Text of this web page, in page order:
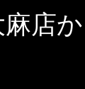
店